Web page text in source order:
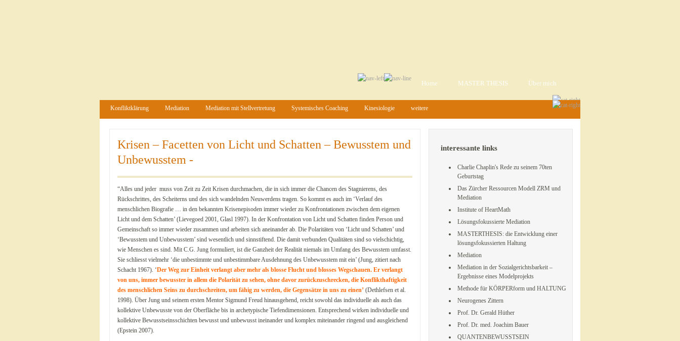
Home MASTER THESIS Über mich
Konfliktklärung Mediation Mediation mit Stellvertretung Systemisches Coaching Kinesiologie weitere
Krisen – Facetten von Licht und Schatten – Bewusstem und
Unbewusstem -
“Alles und jeder muss von Zeit zu Zeit Krisen durchmachen, die in sich immer die Chancen des Stagnierens, des
Rückschrittes, des Scheiterns und des sich wandelnden Neuwerdens tragen. So kommt es auch im ‘Verlauf des
menschlichen Biografie … in den bekannten Krisenepisoden immer wieder zu Konfrontationen zwischen dem eigenen
Licht und dem Schatten’ (Lievegoed 2001, Glasl 1997). In der Konfrontation von Licht und Schatten finden Person und
Gemeinschaft so immer wieder zusammen und arbeiten sich aneinander ab. Die Polaritäten von ‘Licht und Schatten’ und
‘Bewusstem und Unbewusstem’ sind wesentlich und sinnstiftend. Die damit verbunden Qualitäten sind so vielschichtig,
wie Menschen es sind. Mit C.G. Jung formuliert, ist die Ganzheit der Realität niemals im Umfang des Bewusstem umfasst.
Sie schliesst vielmehr ‘die unbestimmte und unbestimmbare Ausdehnung des Unbewusstem mit ein’ (Jung, zitiert nach
Schacht 1967). ‘Der Weg zur Einheit verlangt aber mehr als blosse Flucht und blosses Wegschauen. Er verlangt
von uns, immer bewusster in allem die Polarität zu sehen, ohne davor zurückzuschrecken, die Konflikthaftigkeit
des menschlichen Seins zu durchschreiten, um fähig zu werden, die Gegensätze in uns zu einen’ (Dethlefsen et al.
1998). Über Jung und seinem ersten Mentor Sigmund Freud hinausgehend, reicht sowohl das individuelle als auch das
kollektive Unbewusste von der Oberfläche bis in archetypische Tiefendimensionen. Entsprechend wirken individuelle und
kollektive Bewusstseinsschichten bewusst und unbewusst ineinander und komplex miteinander ringend und ausgleichend
(Epstein 2007).
interessante links
Charlie Chaplin's Rede zu seinem 70ten
Geburtstag
Das Zürcher Ressourcen Modell ZRM und
Mediation
Institute of HeartMath
Lösungsfokussierte Mediation
MASTERTHESIS: die Entwicklung einer
lösungsfokussierten Haltung
Mediation
Mediation in der Sozialgerichtsbarkeit –
Ergebnisse eines Modelprojekts
Methode für KÖRPERform und HALTUNG
Neurogenes Zittern
Prof. Dr. Gerald Hüther
Prof. Dr. med. Joachim Bauer
QUANTENBEWUSSTSEIN